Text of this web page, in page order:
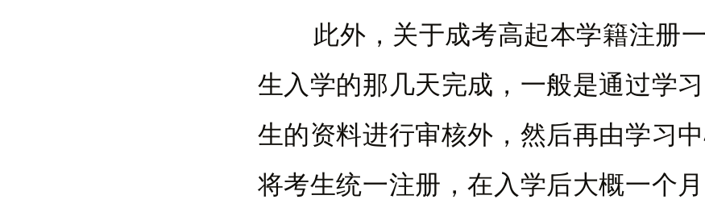
此外，关于成考高起本学籍注册
生入学的那几天完成，一般是通过学
生的资料进行审核外，然后再由学习
将考生统一注册，在入学后大概一个